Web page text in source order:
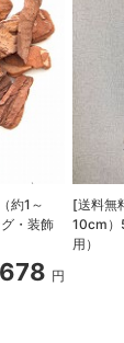
約1～
・装飾
円
[送料無
10cm）
用）